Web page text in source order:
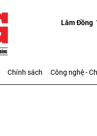
Lâm Đồng
Chính sách Công nghệ -